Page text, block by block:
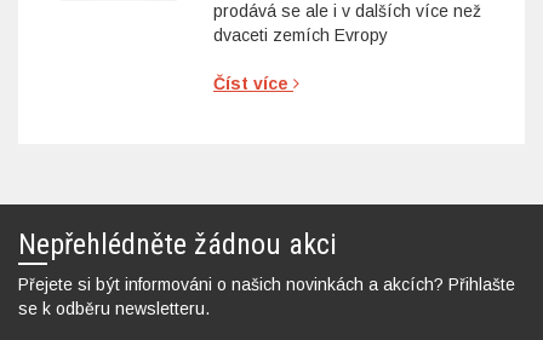
prodává se ale i v dalších více než
dvaceti zemích Evropy
Číst více
Nepřehlédněte žádnou akci
Přejete si být informováni o našich novinkách a akcích? Přihlašte
se k odběru newsletteru.